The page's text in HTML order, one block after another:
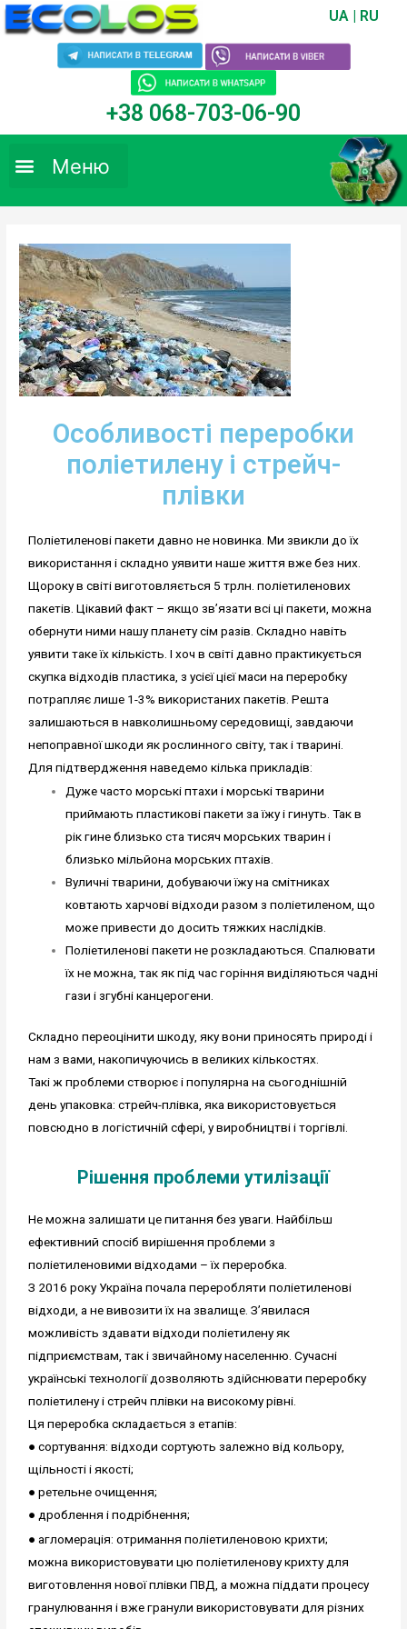
UA | RU
+38 068-703-06-90
Меню
Особливості переробки
поліетилену і стрейч-
плівки
Поліетиленові пакети давно не новинка. Ми звикли до їх
використання і складно уявити наше життя вже без них.
Щороку в світі виготовляється 5 трлн. поліетиленових
пакетів. Цікавий факт – якщо зв’язати всі ці пакети, можна
обернути ними нашу планету сім разів. Складно навіть
уявити таке їх кількість. І хоч в світі давно практикується
скупка відходів пластика, з усієї цієї маси на переробку
потрапляє лише 1-3% використаних пакетів. Решта
залишаються в навколишньому середовищі, завдаючи
непоправної шкоди як рослинного світу, так і тварині.
Для підтвердження наведемо кілька прикладів:
Дуже часто морські птахи і морські тварини
приймають пластикові пакети за їжу і гинуть. Так в
рік гине близько ста тисяч морських тварин і
близько мільйона морських птахів.
Вуличні тварини, добуваючи їжу на смітниках
ковтають харчові відходи разом з поліетиленом, що
може привести до досить тяжких наслідків.
Поліетиленові пакети не розкладаються. Спалювати
їх не можна, так як під час горіння виділяються чадні
гази і згубні канцерогени.
Складно переоцінити шкоду, яку вони приносять природі і
нам з вами, накопичуючись в великих кількостях.
Такі ж проблеми створює і популярна на сьогоднішній
день упаковка: стрейч-плівка, яка використовується
повсюдно в логістичній сфері, у виробництві і торгівлі.
Рішення проблеми утилізації
Не можна залишати це питання без уваги. Найбільш
ефективний спосіб вирішення проблеми з
поліетиленовими відходами – їх переробка.
З 2016 року Україна почала переробляти поліетиленові
відходи, а не вивозити їх на звалище. З’явилася
можливість здавати відходи поліетилену як
підприємствам, так і звичайному населенню. Сучасні
українські технології дозволяють здійснювати переробку
поліетилену і стрейч плівки на високому рівні.
Ця переробка складається з етапів:
● сортування: відходи сортують залежно від кольору,
щільності і якості;
● ретельне очищення;
● дроблення і подрібнення;
● агломерація: отримання поліетиленовою крихти;
можна використовувати цю поліетиленову крихту для
виготовлення нової плівки ПВД, а можна піддати процесу
гранулювання і вже гранули використовувати для різних